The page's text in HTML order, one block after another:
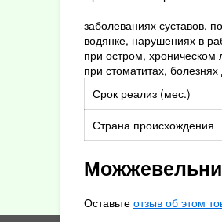
заболеваниях суставов,
водянке, нарушениях в
при остром, хроническом
при стоматитах,
Срок реализ (мес.)
Страна происхождения
Оставьте отзыв об этом